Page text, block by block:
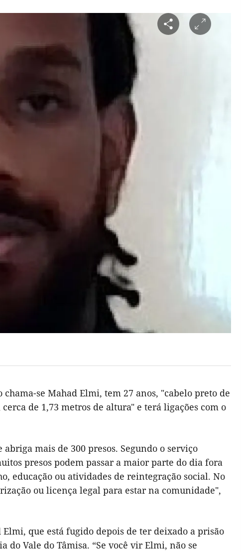
se Mahad Elmi, tem 27 anos, "cabelo preto de
de 1,73 metros de altura" e terá ligações com o
mais de 300 presos. Segundo o serviço
presos podem passar a maior parte do dia fora
educação ou atividades de reintegração social. No
ou licença legal para estar na comunidade",
que está fugido depois de ter deixado a prisão
Vale do Tâmisa. “Se você vir Elmi, não se